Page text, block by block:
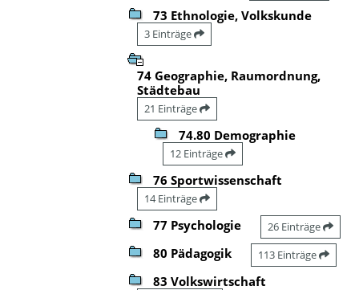
73 Ethnologie, Volkskunde
3 Einträge
74 Geographie, Raumordnung,
Städtebau
21 Einträge
74.80 Demographie
12 Einträge
76 Sportwissenschaft
14 Einträge
77 Psychologie 26 Einträge
80 Pädagogik 113 Einträge
83 Volkswirtschaft